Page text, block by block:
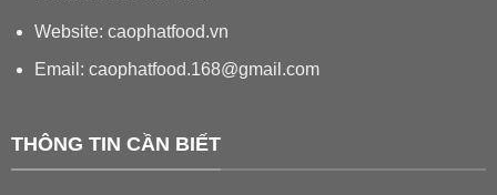
Website: caophatfood.vn
Email: caophatfood.168@gmail.com
THÔNG TIN CẦN BIẾT